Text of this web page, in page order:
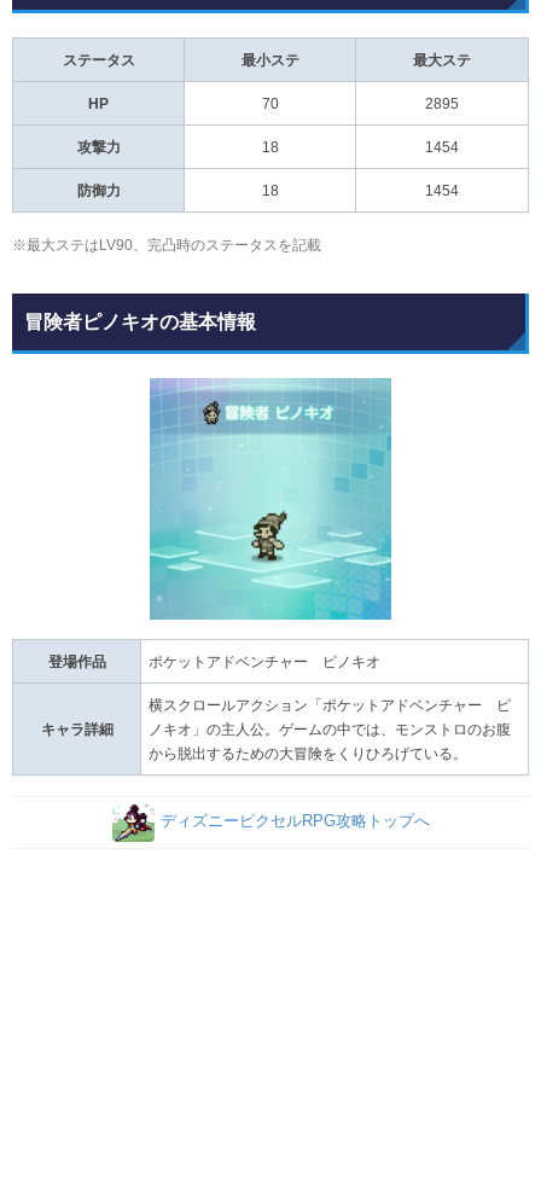
ステータス 最小ステ 最大ステ
HP 70 2895
攻撃力 18 1454
防御力 18 1454
※最大ステはLV90、完凸時のステータスを記載
冒険者ピノキオの基本情報
登場作品 ポケットアドベンチャー ピノキオ
キャラ詳細
横スクロールアクション「ポケットアドベンチャー ピ
ノキオ」の主人公。ゲームの中では、モンストロのお腹
から脱出するための大冒険をくりひろげている。
ディズニーピクセルRPG攻略トップへ